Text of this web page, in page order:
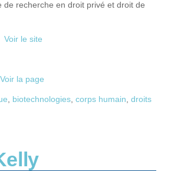
de recherche en droit privé et droit de
Voir le site
Voir la page
, biotechnologies, corps humain, droits